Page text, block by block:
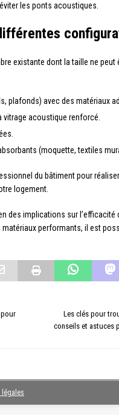
les ponts acoustiques.
existante dont la taille ne
plafonds) avec des matériaux
vitrage acoustique renforcé.
(moquette, textiles
du bâtiment pour
logement.
des implications sur
performants, il est
pour
Les clés pour
conseils et astuces
légales